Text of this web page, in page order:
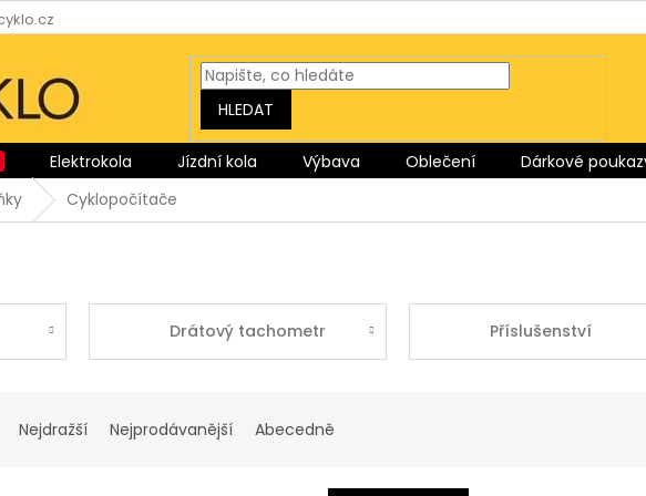
HLEDAT
Elektrokola Jízdní kola Výbava Oblečení Dárkové
Cyklopočítače
Drátový tachometr Příslušenství
Nejdražší Nejprodávanější Abecedně